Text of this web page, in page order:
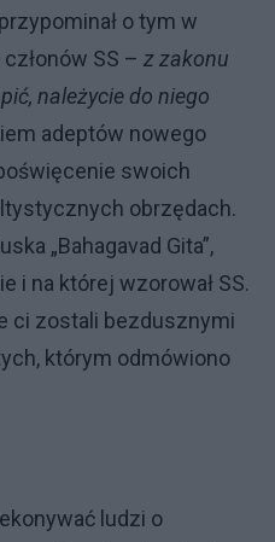
o tym w
SS – z zakonu
należycie do niego
adeptów nowego
swoich
obrzędach.
„Bahagavad Gita”,
i na której wzorował SS.
ci zostali bezdusznymi
którym odmówiono
ludzi o